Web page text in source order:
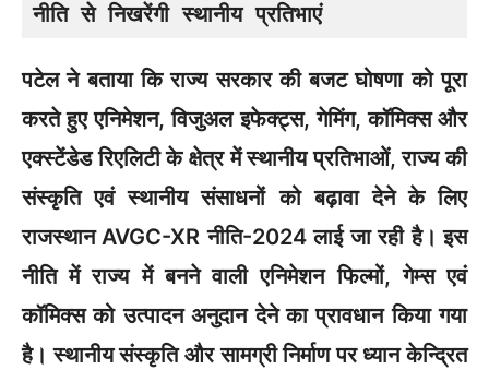
नीति से निखरेंगी स्थानीय प्रतिभाएं
पटेल ने बताया कि राज्य सरकार की बजट घोषणा को पूरा
करते हुए एनिमेशन, विजुअल इफेक्ट्स, गेमिंग, कॉमिक्स और
एक्स्टेंडेड रिएलिटी के क्षेत्र में स्थानीय प्रतिभाओं, राज्य की
संस्कृति एवं स्थानीय संसाधनों को बढ़ावा देने के लिए
राजस्थान AVGC-XR नीति-2024 लाई जा रही है। इस
नीति में राज्य में बनने वाली एनिमेशन फिल्मों, गेम्स एवं
कॉमिक्स को उत्पादन अनुदान देने का प्रावधान किया गया
है। स्थानीय संस्कृति और सामग्री निर्माण पर ध्यान केन्द्रित